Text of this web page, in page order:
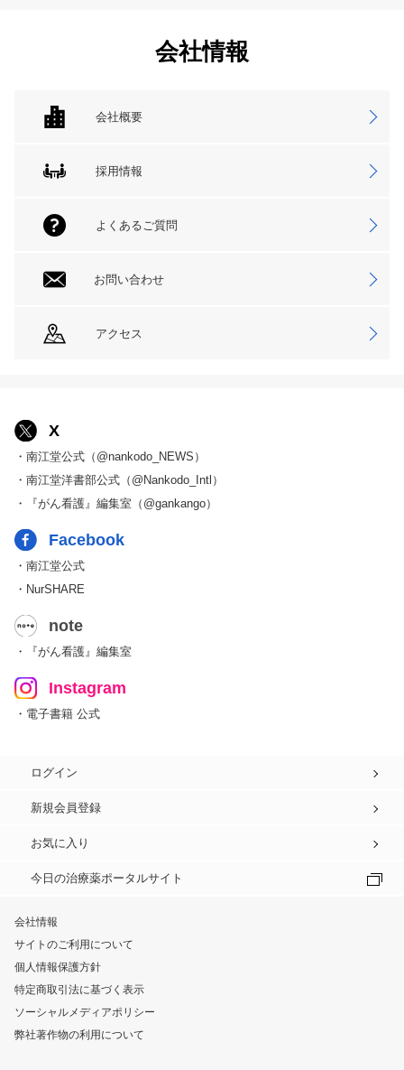
会社情報
会社概要
採用情報
よくあるご質問
お問い合わせ
アクセス
X
・南江堂公式（@nankodo_NEWS）
・南江堂洋書部公式（@Nankodo_Intl）
・『がん看護』編集室（@gankango）
Facebook
・南江堂公式
・NurSHARE
note
・『がん看護』編集室
Instagram
・電子書籍 公式
ログイン
新規会員登録
お気に入り
今日の治療薬ポータルサイト
会社情報
サイトのご利用について
個人情報保護方針
特定商取引法に基づく表示
ソーシャルメディアポリシー
弊社著作物の利用について